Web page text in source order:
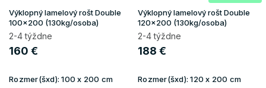
Výklopný lamelový rošt Double
100x200 (130kg/osoba)
2-4 týždne
160 €
Rozmer(šxd):100 x 200 cm
Výklopný lamelový rošt Double
120x200 (130kg/osoba)
2-4 týždne
188 €
Rozmer(šxd):120 x 200 cm